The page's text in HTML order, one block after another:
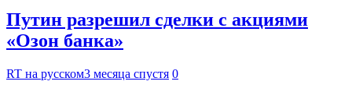
Путин разрешил сделки с акциями
«Озон банка»
RT на русском3 месяца спустя 0